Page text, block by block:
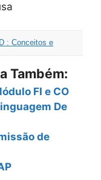
: Conceitos e
Também:
FI e CO
De
de